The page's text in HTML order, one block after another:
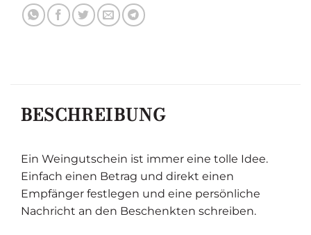
BESCHREIBUNG
Ein Weingutschein ist immer eine tolle Idee.
Einfach einen Betrag und direkt einen
Empfänger festlegen und eine persönliche
Nachricht an den Beschenkten schreiben.